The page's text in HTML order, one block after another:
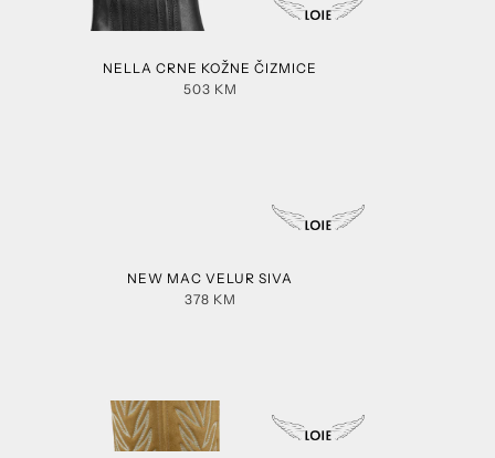
NELLA CRNE KOŽNE ČIZMICE
503 KM
NEW MAC VELUR SIVA
378 KM